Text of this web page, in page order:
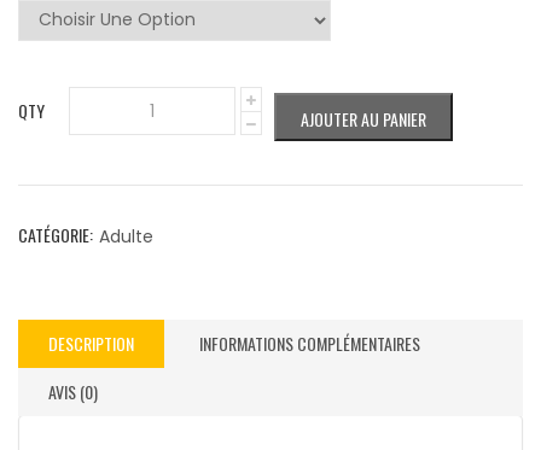
QTY AJOUTER AU PANIER
CATÉGORIE: Adulte
DESCRIPTION
INFORMATIONS COMPLÉMENTAIRES
AVIS (0)